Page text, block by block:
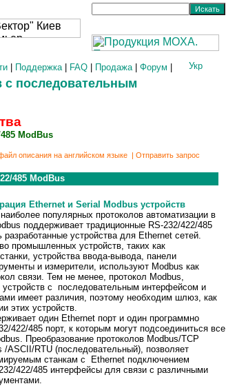
Поддержка| FAQ Продажа| Форум
с последовательным
ModBus
описания на английском языке | Отправить запрос
485 ModBus
Ethernet и Serial Modbus устройств
популярных протоколов автоматизации в
поддерживает традиционные RS-232/422/485
разработанные устройства для Ethernet сетей.
промышленных устройств, таких как
устройства ввода-вывода, панели
и измерители, используют Modbus как
связи. Тем не менее, протокол Modbus,
с последовательным интерфейсом и
имеет различия, поэтому необходим шлюз, как
этих устройств.
один Ethernet порт и один программно
422/485 порт, к которым могут подсоединиться все
Преобразование протоколов Modbus/TCP
/ASCII/RTU (последовательный), позволяет
станкам с Ethernet подключением
422/485 интерфейсы для связи с различными